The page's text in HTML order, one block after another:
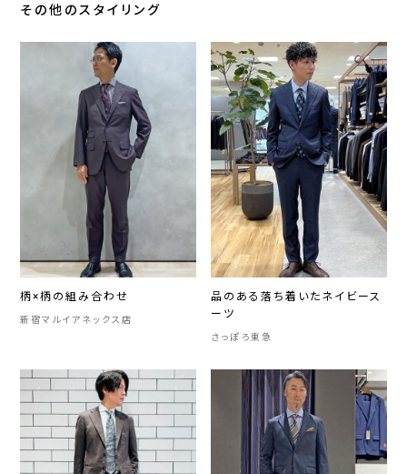
その他のスタイリング
柄×柄の組み合わせ
新宿マルイアネックス店
品のある落ち着いたネイビース
ーツ
さっぽろ東急